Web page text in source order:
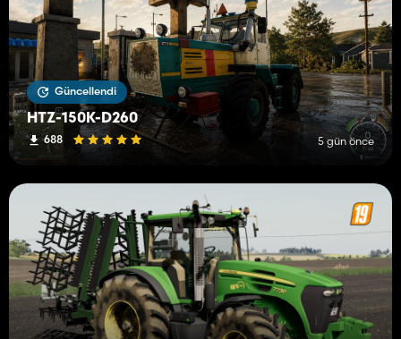
Güncellendi
HTZ-150K-D260
688 5 gün önce